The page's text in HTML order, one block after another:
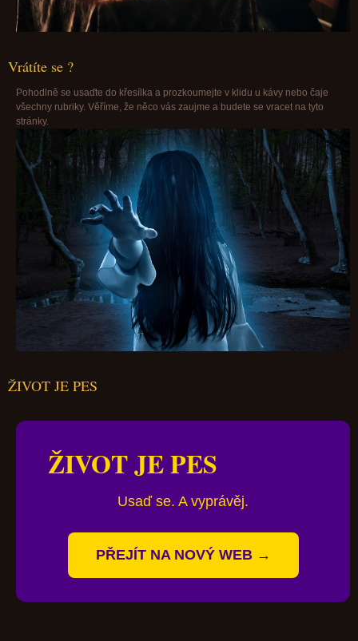
Vrátíte se ?
Pohodlně se usaďte do křesílka a prozkoumejte v klidu u kávy nebo čaje
všechny rubriky. Věříme, že něco vás zaujme a budete se vracet na tyto
stránky.
ŽIVOT JE PES
ŽIVOT JE PES
Usaď se. A vyprávěj.
PŘEJÍT NA NOVÝ WEB →